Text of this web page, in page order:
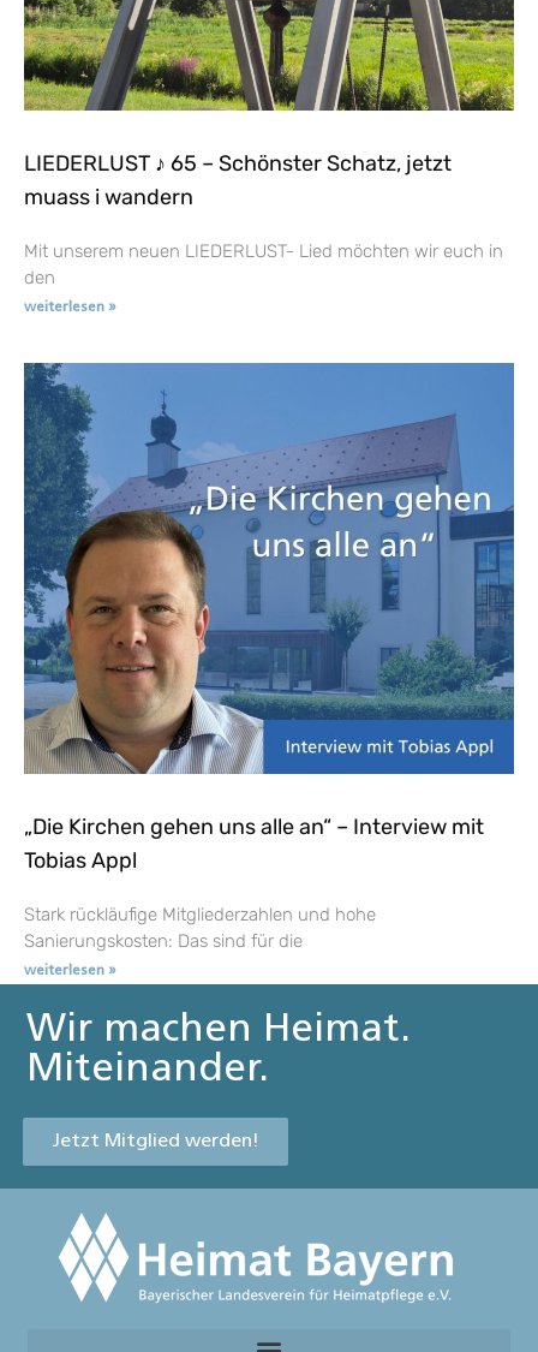
LIEDERLUST ♪ 65 – Schönster Schatz, jetzt
muass i wandern
Mit unserem neuen LIEDERLUST- Lied möchten wir euch in
den
weiterlesen »
„Die Kirchen gehen uns alle an“ – Interview mit
Tobias Appl
Stark rückläufige Mitgliederzahlen und hohe
Sanierungskosten: Das sind für die
weiterlesen »
Wir machen Heimat.
Miteinander.
Jetzt Mitglied werden!